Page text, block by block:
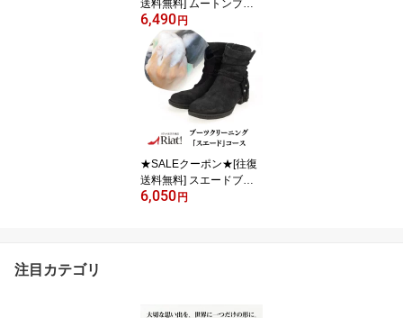
送料無料] ムートンブー
ツ クリーニング 1足 | ム
ートン UGG アグ EMU
エミュ ベアパウ ケア お
手入れ mooi 起毛 靴 ボア
メンズ レディース 手洗
い 洗浄 洗う 羊 皮 革 レ
ザー ショート ロング ブ
ーツ 丸洗い 宅配クリー
ニング 専門店仕上げ
6,490 円
★SALEクーポン★[往復
送料無料] スエードブー
ツ クリーニング 1足 | 牛
ブーツ 丸洗い 宅配クリ
6,050 円
注目カテゴリ